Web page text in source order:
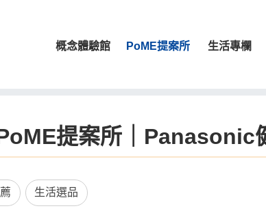
概念體驗館 PoME提案所 生活專欄
提案所｜Panasonic
生活選品